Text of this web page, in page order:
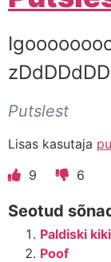
Putslest
Lisas kasutaja
9
6
Seotud
Paldiski
Poof